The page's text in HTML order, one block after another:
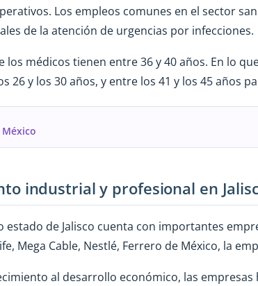
Los empleos comunes en el sector
de la atención de urgencias por infecciones.
los médicos tienen entre 36 y 40 años. En lo
26 y los 30 años, y entre los 41 y los 45 años
industrial y profesional en
estado de Jalisco cuenta con importantes
Mega Cable, Nestlé, Ferrero de México, la
al desarrollo económico, las